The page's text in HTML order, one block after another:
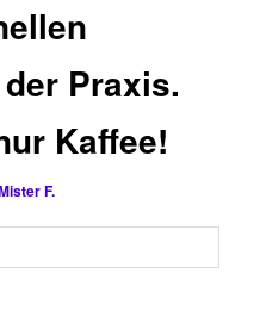
Praxis.
Kaffee!
F.